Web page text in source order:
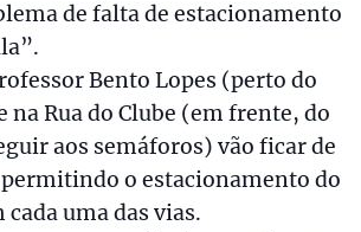
de falta de estacionamento
Bento Lopes (perto do
na Rua do Clube (em frente, do
aos semáforos) vão ficar de
o estacionamento do
uma das vias.